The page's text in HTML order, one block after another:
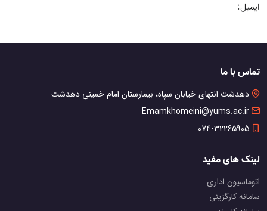
ایمیل:
تماس با ما
دهدشت انتهای خیابان سپاه، بیمارستان امام خمینی دهدشت
Emamkhomeini@yums.ac.ir
074-32265905
لینک های مفید
اتوماسیون اداری
سامانه کارگزینی